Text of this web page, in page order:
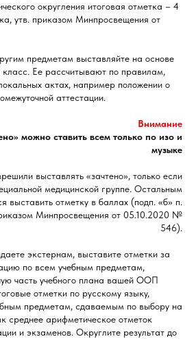
округления итоговая отметка – 4
утв. приказом Минпросвещения от
предметам выставляйте на основе
класс. Ее рассчитывают по правилам,
актах, например положении о
аттестации.
Внимание
можно ставить всем только по изо и
музыке
выставлять «зачтено», только если
медицинской группе. Остальным
выставить отметку в баллах (подп. «б» п.
Минпросвещения от 05.10.2020 №
546).
экстернам, выставите отметки за
по всем учебным предметам,
часть учебного плана вашей ООП
отметки по русскому языку,
предметам, сдаваемым по выбору на
среднее арифметическое отметок
и экзаменов. Округлите результат до